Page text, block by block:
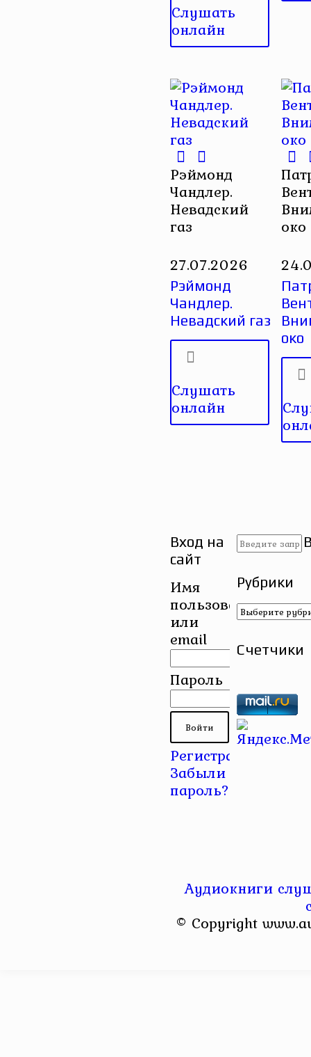
Слушать
онлайн
Рэймонд
Чандлер.
Невадский
газ
27.07.2026
Рэймонд
Чандлер.
Невадский газ
Слушать
онлайн
око
око
Вход на
сайт
Имя
пользователя
или
email
Пароль
Регистрация
Забыли
пароль?
Рубрики
Рубрики
Счетчики
Аудиокниги
© Copyright